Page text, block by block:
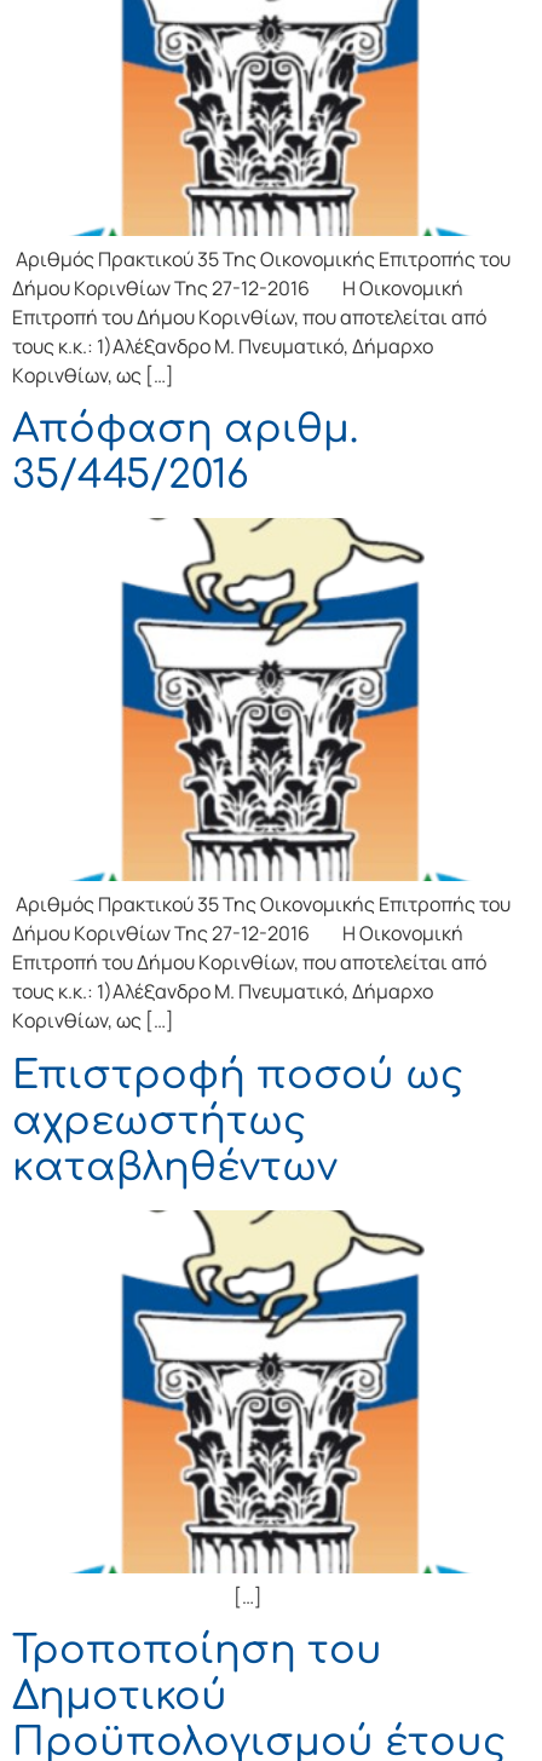
Αριθμός Πρακτικού 35 Της Οικονομικής Επιτρoπής τoυ
Δήμoυ Κoριvθίωv Της 27-12-2016 Η Οικονομική
Επιτρoπή τoυ Δήμoυ Κoριvθίωv, πoυ απoτελείται από
τoυς κ.κ.: 1)Αλέξανδρο Μ. Πνευματικό, Δήμαρχo
Κoριvθίωv, ως […]
Απόφαση αριθμ.
35/445/2016
Αριθμός Πρακτικού 35 Της Οικονομικής Επιτρoπής τoυ
Δήμoυ Κoριvθίωv Της 27-12-2016 Η Οικονομική
Επιτρoπή τoυ Δήμoυ Κoριvθίωv, πoυ απoτελείται από
τoυς κ.κ.: 1)Αλέξανδρο Μ. Πνευματικό, Δήμαρχo
Κoριvθίωv, ως […]
Επιστροφή ποσού ως
αχρεωστήτως
καταβληθέντων
[…]
Τροποποίηση του
Δημοτικού
Προϋπολογισμού έτους